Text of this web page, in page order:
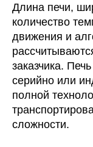
Длина печи,
количество
движения и
заказчика.
серийно или
полной
сложности.